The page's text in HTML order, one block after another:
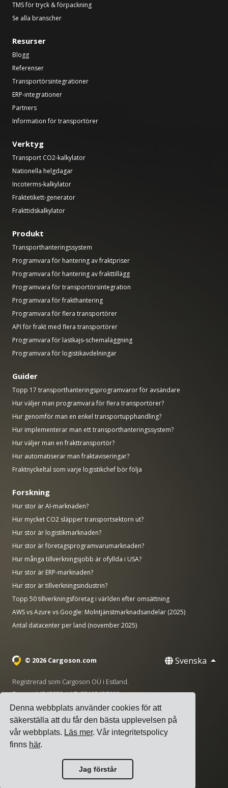
Denna webbplats använder cookies för att
säkerställa att du får den bästa upplevelsen på
vår webbplats. Läs mer. Vår integritetspolicy
finns här.
Jag förstår
TMS för tryck & förpackning
Se alla branscher
Resurser
Blogg
Referenser
Transportörsintegrationer
ERP-integrationer
Partners
Information för transportörer
Verktyg
Transport CO2-kalkylator
Nationella helgdagar
Incoterms-kalkylator
Fraktetikett-generator
Frakttidskalkylator
Produkt
Transporthanteringssystem
Programvara för hantering av fraktpriser
Programvara för hantering av frakttillägg
Programvara för transportörsintegration
Programvara för frakthantering
Programvara för flera transportörer
API för frakt med flera transportörer
Programvara för lastkajs-schemaläggning
Programvara för logistikavdelningar
Guider
Topp 17 transporthanteringsprogramvaror för avsändare
Hur väljer man programvara för flera transportörer?
Hur genomför man en enkel transportupphandling?
Hur implementerar man ett transporthanteringssystem?
Hur väljer man en frakttransportör?
Hur automatiserar man fraktaviseringar?
Fraktnyckeltal som varje logistikchef bör följa
Forskning
Hur stor är AI-marknaden?
Hur mycket CO2 släpper transportsektorn ut?
Hur stor är logistikmarknaden?
Hur stor är företagsprogramvarumarknaden?
Hur många tillverkningsjobb är ofyllda i USA?
Hur stor är ERP-marknaden?
Hur stor är tillverkningsindustrin?
Topp 50 tillverkningsföretag i världen efter omsättning
AWS vs Azure vs Google: Molntjänstmarknadsandelar (2025)
Antal datacenter per land (november 2025)
© 2026 Cargoson.com Svenska
Registrerad som Cargoson OÜ i Estland.
Reg nr: 14545832. VAT: EE102137680.
Huvudkontor: Pärnu mnt. 141, 11314 Tallinn, Estland
+372 5555 0028 · hello@cargoson.com
Användarvillkor